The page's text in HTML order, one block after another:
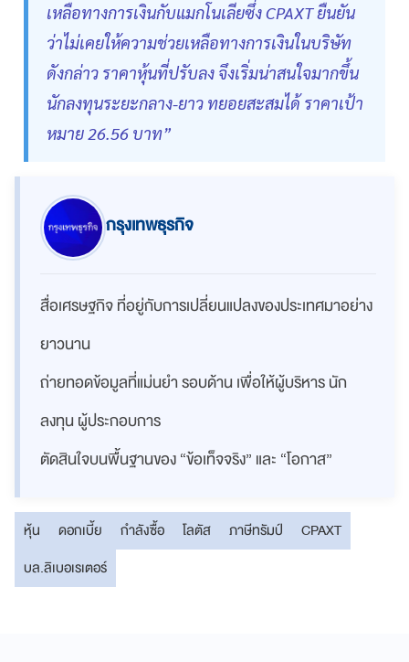
เหลือทางการเงินกับแมกโนเลียซึ่ง CPAXT ยืนยัน
ว่าไม่เคยให้ความช่วยเหลือทางการเงินในบริษัท
ดังกล่าว ราคาหุ้นที่ปรับลง จึงเริ่มน่าสนใจมากขึ้น
นักลงทุนระยะกลาง-ยาว ทยอยสะสมได้ ราคาเป้า
หมาย 26.56 บาท”
กรุงเทพธุรกิจ
สื่อเศรษฐกิจ ที่อยู่กับการเปลี่ยนแปลงของประเทศมาอย่าง
ยาวนาน
ถ่ายทอดข้อมูลที่แม่นยำ รอบด้าน เพื่อให้ผู้บริหาร นัก
ลงทุน ผู้ประกอบการ
ตัดสินใจบนพื้นฐานของ “ข้อเท็จจริง” และ “โอกาส”
หุ้น ดอกเบี้ย กำลังซื้อ โลตัส ภาษีทรัมป์
CPAXT
บล.ลิเบอเรเตอร์